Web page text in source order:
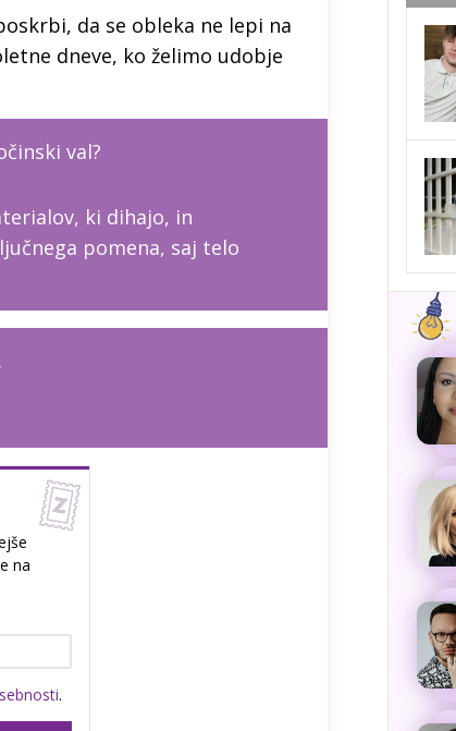
da se obleka ne lepi na
dneve, ko želimo udobje
val?
ki dihajo, in
pomena, saj telo
na
.